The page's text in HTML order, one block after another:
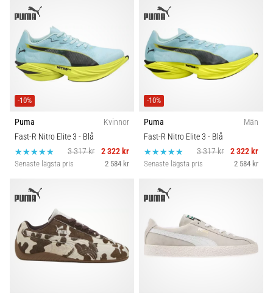
-10%
Puma
Kvinnor
Fast-R Nitro Elite 3 - Blå
3 317 kr
2 322 kr
Senaste lägsta pris 2 584 kr
-10%
Puma
Män
Fast-R Nitro Elite 3 - Blå
3 317 kr
2 322 kr
Senaste lägsta pris 2 584 kr